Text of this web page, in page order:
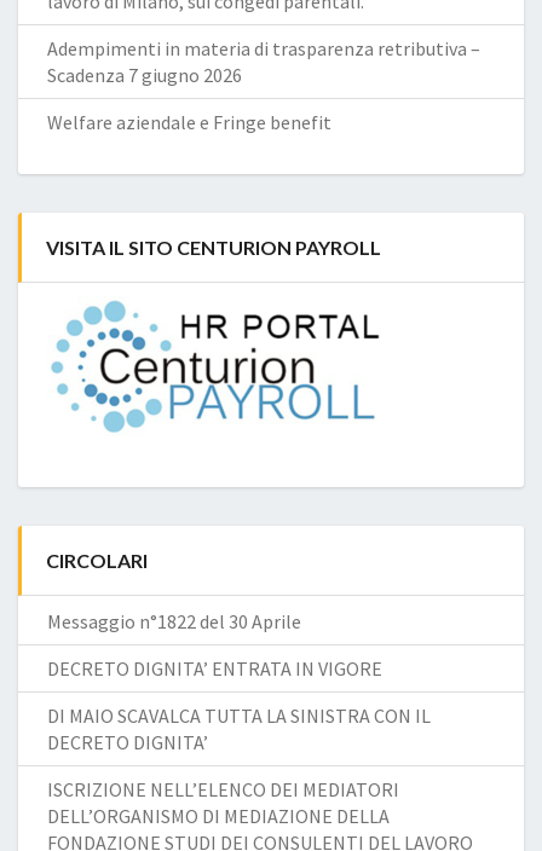
Adempimenti in materia di trasparenza retributiva –
Scadenza 7 giugno 2026
Welfare aziendale e Fringe benefit
VISITA IL SITO CENTURION PAYROLL
CIRCOLARI
Messaggio n°1822 del 30 Aprile
DECRETO DIGNITA’ ENTRATA IN VIGORE
DI MAIO SCAVALCA TUTTA LA SINISTRA CON IL
DECRETO DIGNITA’
ISCRIZIONE NELL’ELENCO DEI MEDIATORI
DELL’ORGANISMO DI MEDIAZIONE DELLA
FONDAZIONE STUDI DEI CONSULENTI DEL LAVORO